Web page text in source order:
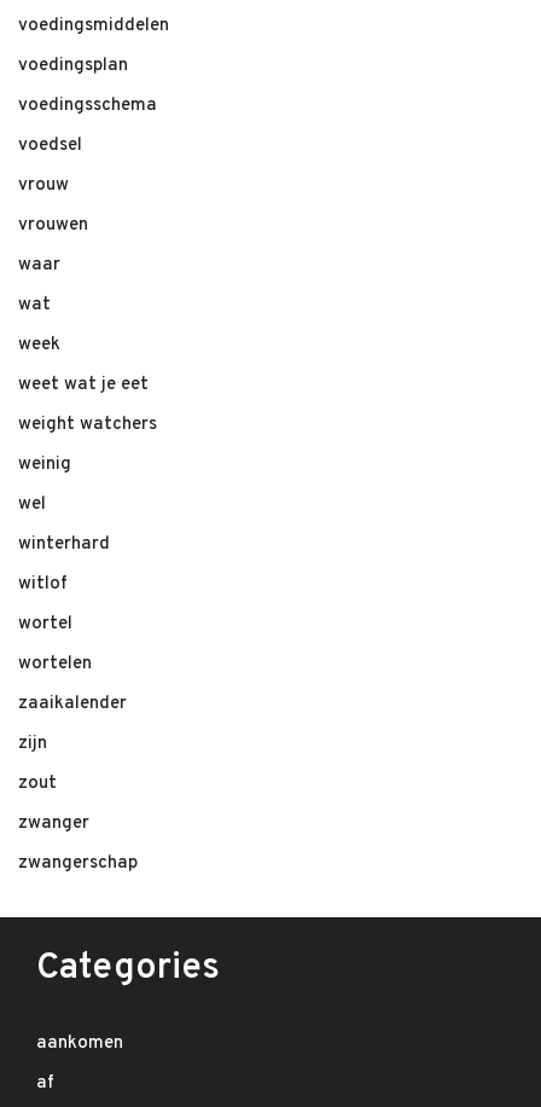
voedingsmiddelen
voedingsplan
voedingsschema
voedsel
vrouw
vrouwen
waar
wat
week
weet wat je eet
weight watchers
weinig
wel
winterhard
witlof
wortel
wortelen
zaaikalender
zijn
zout
zwanger
zwangerschap
Categories
aankomen
af